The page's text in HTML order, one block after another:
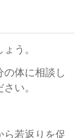
う。
の体に相談し
い。
ら若返りを促